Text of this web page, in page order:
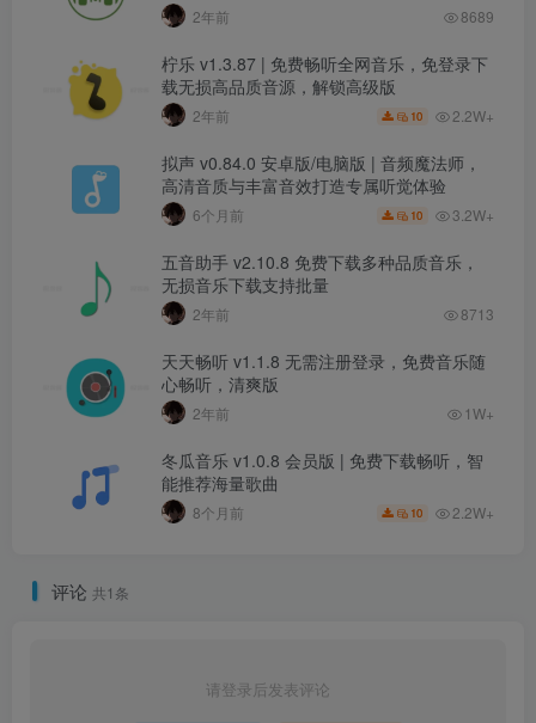
2年前 8689
柠乐 v1.3.87 | 免费畅听全网音乐，免登录下
载无损高品质音源，解锁高级版
2年前 10 2.2W+
拟声 v0.84.0 安卓版/电脑版 | 音频魔法师，
高清音质与丰富音效打造专属听觉体验
6个月前 10 3.2W+
五音助手 v2.10.8 免费下载多种品质音乐，
无损音乐下载支持批量
2年前 8713
天天畅听 v1.1.8 无需注册登录，免费音乐随
心畅听，清爽版
2年前 1W+
冬瓜音乐 v1.0.8 会员版 | 免费下载畅听，智
能推荐海量歌曲
8个月前 10 2.2W+
评论 共1条
请登录后发表评论